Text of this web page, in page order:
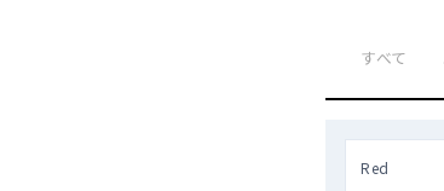
すべて
Red